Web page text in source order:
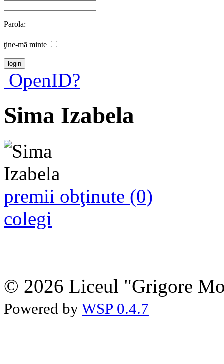
Parola:
ţine-mã minte
OpenID?
Sima Izabela
premii obţinute (0)
colegi
© 2026 Liceul "Grigore
Powered by WSP 0.4.7